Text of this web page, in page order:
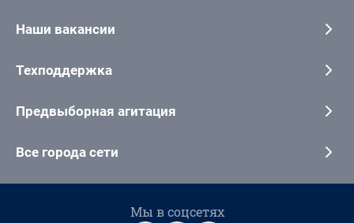
Наши вакансии
Техподдержка
Предвыборная агитация
Все города сети
Мы в соцсетях